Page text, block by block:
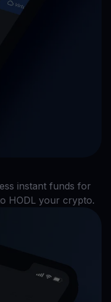
instant funds for
HODL your crypto.